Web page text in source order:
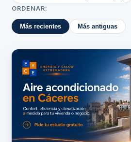
ORDENAR:
Más recientes Más antiguas